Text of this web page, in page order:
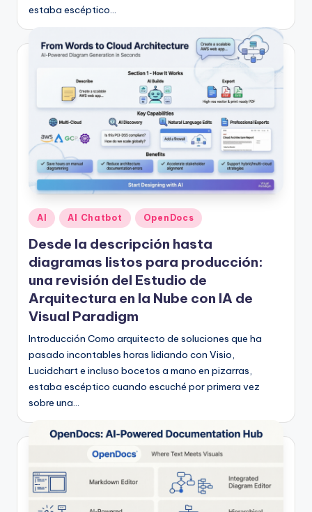
estaba escéptico…
Publicado
en
AI AI Chatbot OpenDocs
Desde la descripción hasta
diagramas listos para producción:
una revisión del Estudio de
Arquitectura en la Nube con IA de
Visual Paradigm
Introducción Como arquitecto de soluciones que ha
pasado incontables horas lidiando con Visio,
Lucidchart e incluso bocetos a mano en pizarras,
estaba escéptico cuando escuché por primera vez
sobre una…